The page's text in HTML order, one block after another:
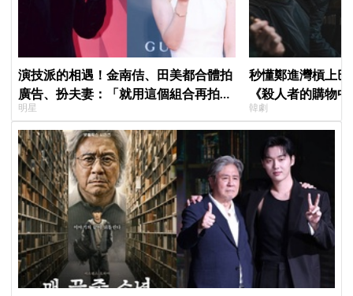
演技派的相遇！金南佶、田美都合體拍
廣告、扮夫妻：「就用這個組合再拍一
部戲劇吧」
明星
秒懂鄭進灣槓上
《殺人者的購物
快速複習
韓劇